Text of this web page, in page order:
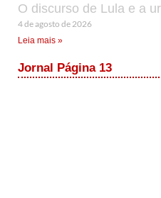
O discurso de Lula e a
4 de agosto de 2026
Leia mais »
Jornal Página 13